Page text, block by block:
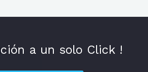
a un solo Click !